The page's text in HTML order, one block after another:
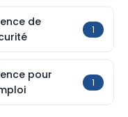
de
1
pour
1